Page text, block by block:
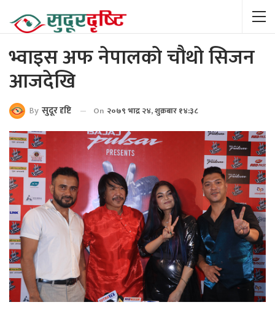
भ्वाइस अफ नेपालको चौथो सिजन
आजदेखि
By सुदूर दृष्टि On २०७९ भाद्र २४, शुक्रबार १४:३८